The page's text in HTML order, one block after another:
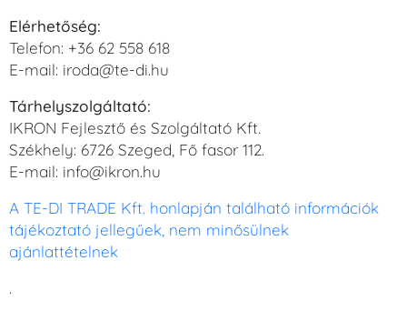
Elérhetőség:
Telefon: +36 62 558 618
E-mail: iroda@te-di.hu
Tárhelyszolgáltató:
IKRON Fejlesztő és Szolgáltató Kft.
Székhely: 6726 Szeged, Fő fasor 112.
E-mail: info@ikron.hu
A TE-DI TRADE Kft. honlapján található információk
tájékoztató jellegűek, nem minősülnek
ajánlattételnek
.